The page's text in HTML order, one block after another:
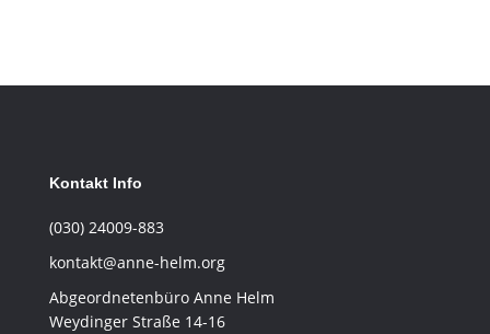
Kontakt Info
(030) 24009-883
kontakt@anne-helm.org
Abgeordnetenbüro Anne Helm
Weydinger Straße 14-16